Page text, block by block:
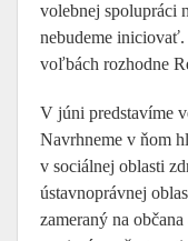
volebnej spolupráci
nebudeme
voľbách rozhodne
V júni predstavíme
Navrhneme v ňom
v sociálnej oblasti
ústavnoprávnej
zameraný na